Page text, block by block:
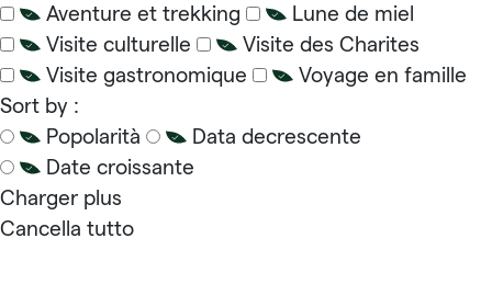
Aventure et trekking
Lune de miel
Visite culturelle
Visite des Charites
Visite gastronomique
Voyage en famille
Sort by :
Popolarità
Data decrescente
Date croissante
Charger plus
Cancella tutto